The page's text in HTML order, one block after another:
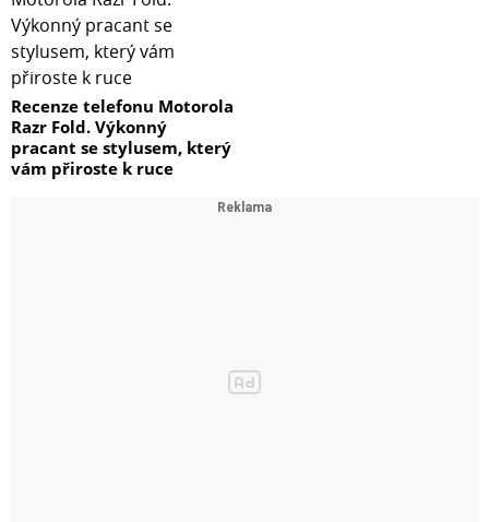
Recenze telefonu Motorola
Razr Fold. Výkonný
pracant se stylusem, který
vám přiroste k ruce